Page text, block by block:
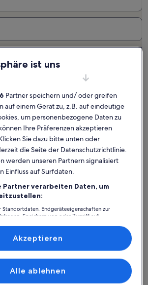
Suchen
in Strand Agios Pavlos
mit Top-
– Strand Agios
am Meer-Kochili Nur 10 Meter vom
ist uns
Partner speichern und/ oder greifen
auf einem Gerät zu, z.B. auf eindeutige
um personenbezogene Daten zu
Ihre Präferenzen akzeptieren
Sie dazu bitte unten oder
die Seite der Datenschutzrichtlinie.
werden unseren Partnern signalisiert
Einfluss auf Surfdaten.
Partner verarbeiten Daten, um
Standortdaten. Endgeräteeigenschaften zur
Speichern von oder Zugriff auf
Werbeleistung und der Performance von Inhalten,
sowie Entwicklung und Verbesserung von
(Lieferanten)
Alle ablehnen
Akzeptieren